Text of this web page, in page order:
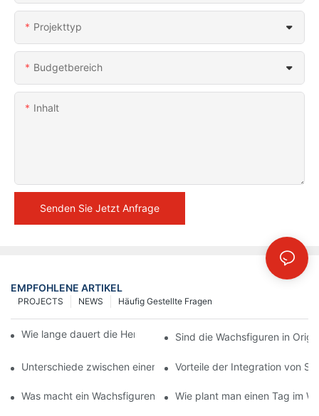
Projekttyp
Budgetbereich
Inhalt
Senden Sie Jetzt Anfrage
EMPFOHLENE ARTIKEL
Häufig Gestellte Fragen
NEWS
PROJECTS
Wie lange dauert die Herstellung einer Wachsfigur?
Sind die Wachsfiguren in
Unterschiede zwischen einem Wachsfigurenkabinett und
Vorteile der Integration von
Was macht ein Wachsfigurenkabinett-Unterhaltungszentrum
Wie plant man einen Tag im